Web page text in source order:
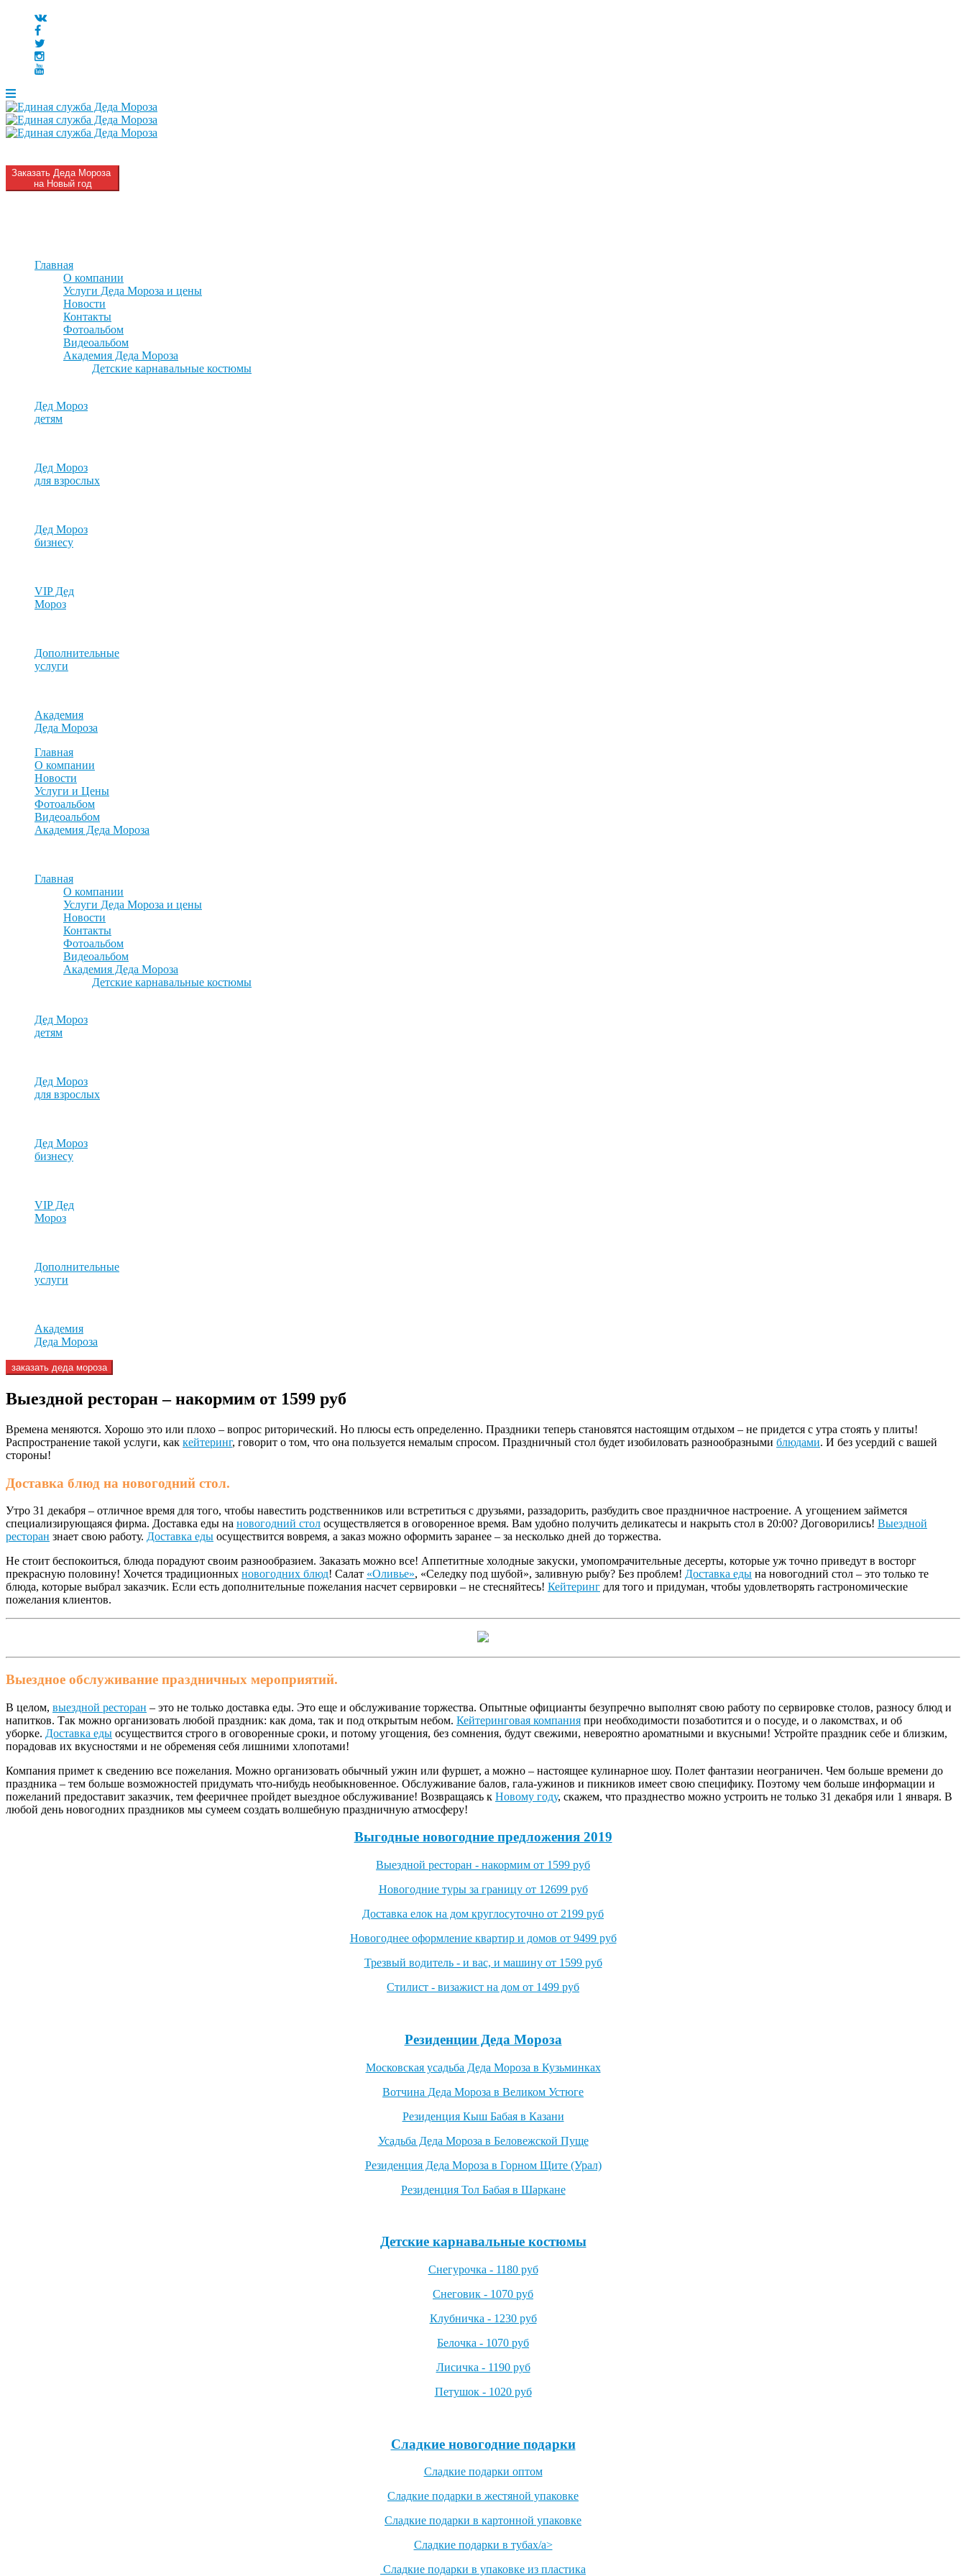
Заказать Деда Мороза
на Новый год
Главная
О компании
Услуги Деда Мороза и цены
Новости
Контакты
Фотоальбом
Видеоальбом
Академия Деда Мороза
Детские карнавальные костюмы
Дед Мороз
детям
Дед Мороз
для взрослых
Дед Мороз
бизнесу
VIP Дед
Мороз
Дополнительные
услуги
Академия
Деда Мороза
Главная
О компании
Новости
Услуги и Цены
Фотоальбом
Видеоальбом
Академия Деда Мороза
Главная
О компании
Услуги Деда Мороза и цены
Новости
Контакты
Фотоальбом
Видеоальбом
Академия Деда Мороза
Детские карнавальные костюмы
Дед Мороз
детям
Дед Мороз
для взрослых
Дед Мороз
бизнесу
VIP Дед
Мороз
Дополнительные
услуги
Академия
Деда Мороза
заказать деда мороза
Выездной ресторан – накормим от 1599 руб
Времена меняются. Хорошо это или плохо – вопрос риторический. Но плюсы есть определенно. Праздники теперь становятся настоящим отдыхом – не придется с утра стоять у плиты!
Распространение такой услуги, как кейтеринг, говорит о том, что она пользуется немалым спросом. Праздничный стол будет изобиловать разнообразными блюдами. И без усердий с вашей
стороны!
Доставка блюд на новогодний стол.
Утро 31 декабря – отличное время для того, чтобы навестить родственников или встретиться с друзьями, раззадорить, разбудить свое праздничное настроение. А угощением займется
специализирующаяся фирма. Доставка еды на новогодний стол осуществляется в оговоренное время. Вам удобно получить деликатесы и накрыть стол в 20:00? Договорились! Выездной
ресторан знает свою работу. Доставка еды осуществится вовремя, а заказ можно оформить заранее – за несколько дней до торжества.
Не стоит беспокоиться, блюда порадуют своим разнообразием. Заказать можно все! Аппетитные холодные закуски, умопомрачительные десерты, которые уж точно приведут в восторг
прекрасную половину! Хочется традиционных новогодних блюд! Салат «Оливье», «Селедку под шубой», заливную рыбу? Без проблем! Доставка еды на новогодний стол – это только те
блюда, которые выбрал заказчик. Если есть дополнительные пожелания насчет сервировки – не стесняйтесь! Кейтеринг для того и придуман, чтобы удовлетворять гастрономические
пожелания клиентов.
Выездное обслуживание праздничных мероприятий.
В целом, выездной ресторан – это не только доставка еды. Это еще и обслуживание торжества. Опытные официанты безупречно выполнят свою работу по сервировке столов, разносу блюд и
напитков. Так можно организовать любой праздник: как дома, так и под открытым небом. Кейтеринговая компания при необходимости позаботится и о посуде, и о лакомствах, и об
уборке. Доставка еды осуществится строго в оговоренные сроки, и потому угощения, без сомнения, будут свежими, невероятно ароматными и вкусными! Устройте праздник себе и близким,
порадовав их вкусностями и не обременяя себя лишними хлопотами!
Компания примет к сведению все пожелания. Можно организовать обычный ужин или фуршет, а можно – настоящее кулинарное шоу. Полет фантазии неограничен. Чем больше времени до
праздника – тем больше возможностей придумать что-нибудь необыкновенное. Обслуживание балов, гала-ужинов и пикников имеет свою специфику. Поэтому чем больше информации и
пожеланий предоставит заказчик, тем фееричнее пройдет выездное обслуживание! Возвращаясь к Новому году, скажем, что празднество можно устроить не только 31 декабря или 1 января. В
любой день новогодних праздников мы сумеем создать волшебную праздничную атмосферу!
Выгодные новогодние предложения 2019
Выездной ресторан - накормим от 1599 руб
Новогодние туры за границу от 12699 руб
Доставка елок на дом круглосуточно от 2199 руб
Новогоднее оформление квартир и домов от 9499 руб
Трезвый водитель - и вас, и машину от 1599 руб
Стилист - визажист на дом от 1499 руб
Резиденции Деда Мороза
Московская усадьба Деда Мороза в Кузьминках
Вотчина Деда Мороза в Великом Устюге
Резиденция Кыш Бабая в Казани
Усадьба Деда Мороза в Беловежской Пуще
Резиденция Деда Мороза в Горном Щите (Урал)
Резиденция Тол Бабая в Шаркане
Детские карнавальные костюмы
Снегурочка - 1180 руб
Снеговик - 1070 руб
Клубничка - 1230 руб
Белочка - 1070 руб
Лисичка - 1190 руб
Петушок - 1020 руб
Сладкие новогодние подарки
Сладкие подарки оптом
Сладкие подарки в жестяной упаковке
Сладкие подарки в картонной упаковке
Сладкие подарки в тубах/a>
Сладкие подарки в упаковке из пластика